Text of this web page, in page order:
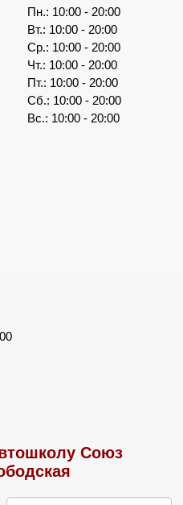
Пн.: 10:00 - 20:00
Вт.: 10:00 - 20:00
Ср.: 10:00 - 20:00
Чт.: 10:00 - 20:00
Пт.: 10:00 - 20:00
Сб.: 10:00 - 20:00
Вс.: 10:00 - 20:00
Союз